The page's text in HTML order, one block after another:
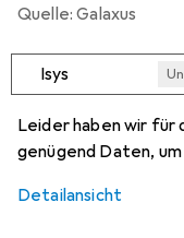
Quelle: Galaxus
Isys
Leider haben wir für
genügend Daten,
Detailansicht